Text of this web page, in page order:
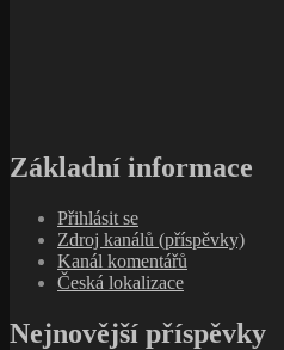
Základní informace
Přihlásit se
Zdroj kanálů (příspěvky)
Kanál komentářů
Česká lokalizace
Nejnovější příspěvky